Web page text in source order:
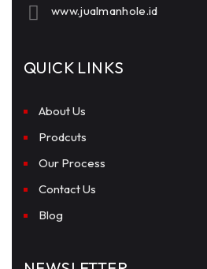
www.jualmanhole.id
QUICK LINKS
About Us
Prodcuts
Our Process
Contact Us
Blog